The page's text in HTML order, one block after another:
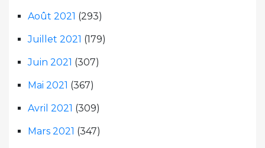
Août 2021 (293)
Juillet 2021 (179)
Juin 2021 (307)
Mai 2021 (367)
Avril 2021 (309)
Mars 2021 (347)